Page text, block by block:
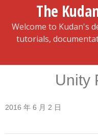
The
Welcome to Kudan's
tutorials,
Unity
2016 年 6 月 2 日